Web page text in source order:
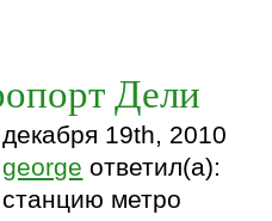
Дели
декабря 19th, 2010
george ответил(а):
станцию метро